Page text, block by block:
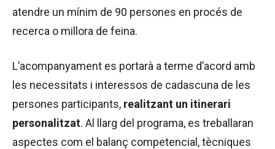
atendre un mínim de 90 persones en procés de
recerca o millora de feina.
L’acompanyament es portarà a terme d’acord amb
les necessitats i interessos de cadascuna de les
persones participants, realitzant un itinerari
personalitzat. Al llarg del programa, es treballaran
aspectes com el balanç competencial, tècniques